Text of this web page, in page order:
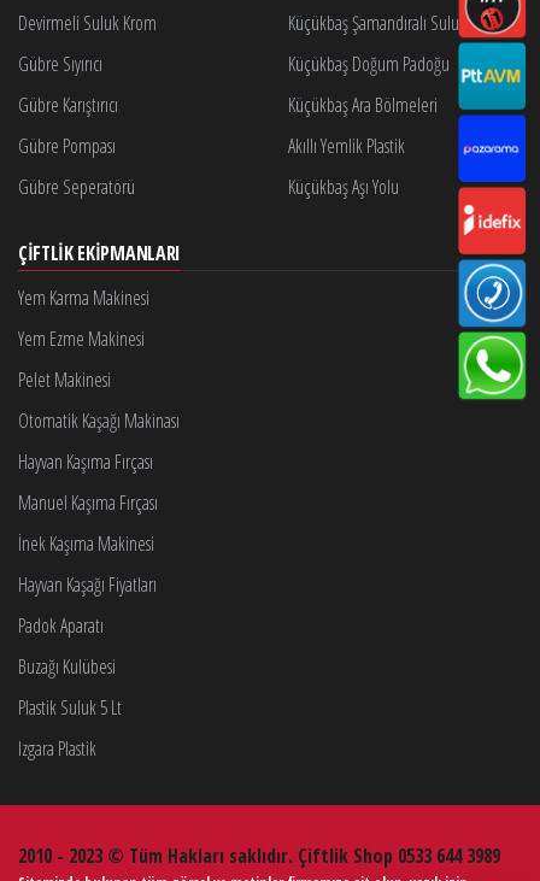
Devirmeli Suluk Krom
Gübre Sıyırıcı
Gübre Karıştırıcı
Gübre Pompası
Gübre Seperatörü
Küçükbaş Şamandıralı Suluk
Küçükbaş Doğum Padoğu
Küçükbaş Ara Bölmeleri
Akıllı Yemlik Plastik
Küçükbaş Aşı Yolu
ÇIFTLIK EKIPMANLARI
Yem Karma Makinesi
Yem Ezme Makinesi
Pelet Makinesi
Otomatik Kaşağı Makinası
Hayvan Kaşıma Fırçası
Manuel Kaşıma Fırçası
İnek Kaşıma Makinesi
Hayvan Kaşağı Fiyatları
Padok Aparatı
Buzağı Kulübesi
Plastik Suluk 5 Lt
Izgara Plastik
2010 - 2023 © Tüm Hakları saklıdır. Çiftlik Shop 0533 644 3989